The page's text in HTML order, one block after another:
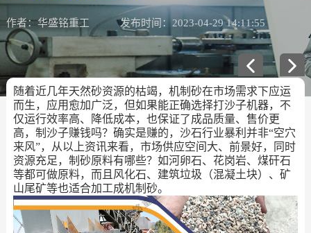
作者：华盛铭重工 发布时间：2023-04-29 14:11:55
随着近几年天然砂资源的枯竭，机制砂在市场需求下应运
而生，应用愈加广泛，但如果能正确选择打沙子机器，不
仅运行效率高、降低成本，也保证了成品质量、售价更
高，制沙子赚钱吗？确实是赚的，沙石行业暴利并非“空穴
来风”，从以上资讯来看，市场供应空间大、前景好，同时
资源充足，制砂原料有哪些？如河卵石、花岗岩、煤矸石
等都可做原料，而且风化石、建筑垃圾（混凝土块）、矿
山尾矿等也适合加工成机制砂。